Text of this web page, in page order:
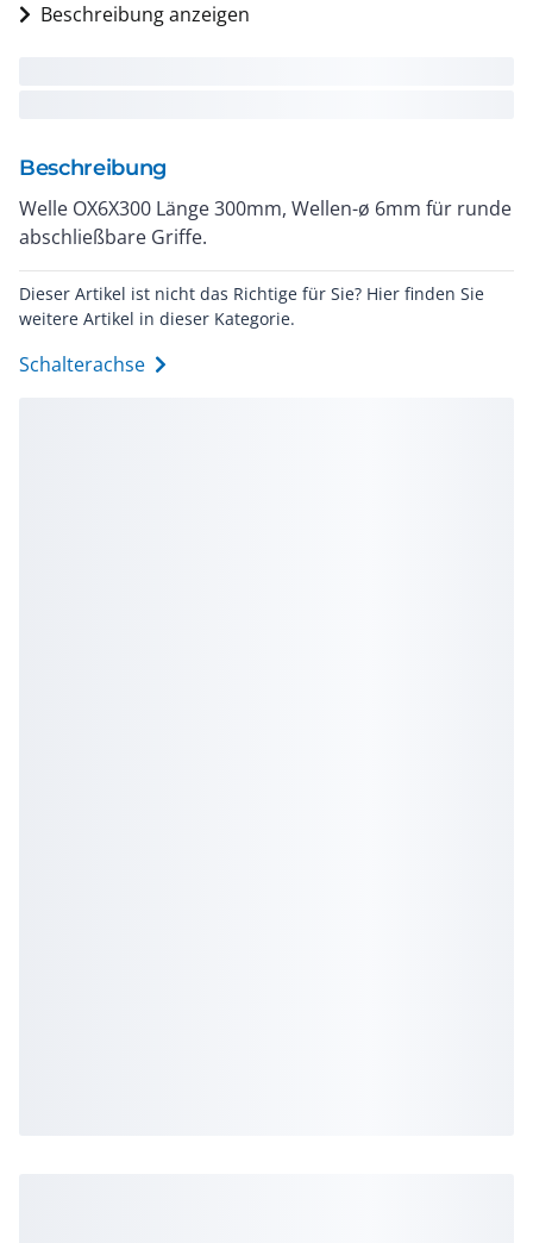
Beschreibung anzeigen
Beschreibung
Welle OX6X300 Länge 300mm, Wellen-ø 6mm für runde
abschließbare Griffe.
Dieser Artikel ist nicht das Richtige für Sie? Hier finden Sie
weitere Artikel in dieser Kategorie.
Schalterachse